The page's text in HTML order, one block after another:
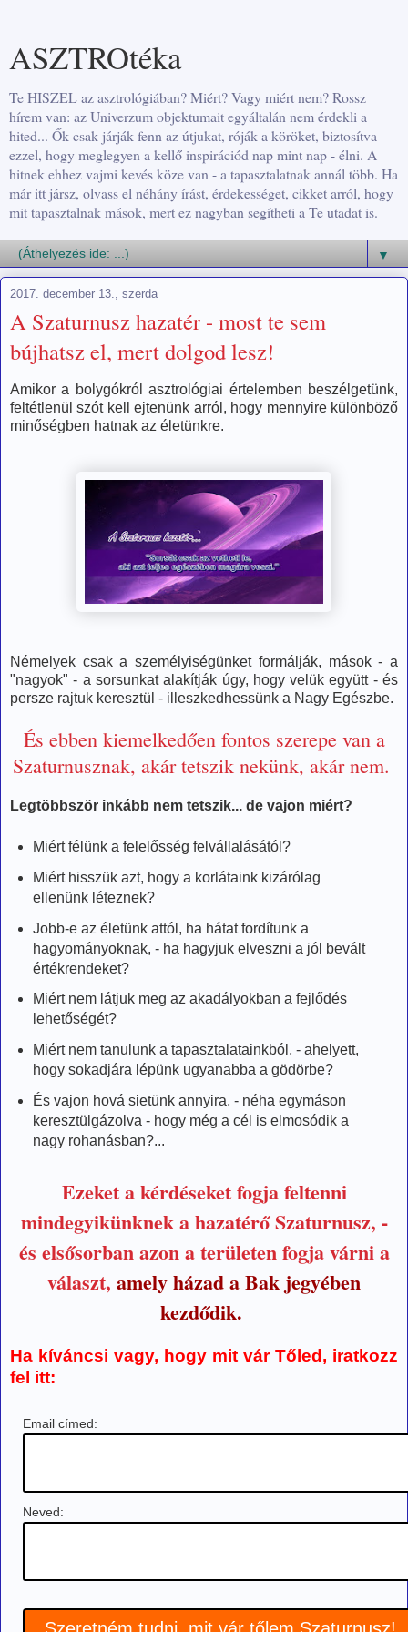
ASZTROtéka
Te HISZEL az asztrológiában? Miért? Vagy miért nem? Rossz
hírem van: az Univerzum objektumait egyáltalán nem érdekli a
hited... Ők csak járják fenn az útjukat, róják a köröket, biztosítva
ezzel, hogy meglegyen a kellő inspirációd nap mint nap - élni. A
hitnek ehhez vajmi kevés köze van - a tapasztalatnak annál több. Ha
már itt jársz, olvass el néhány írást, érdekességet, cikket arról, hogy
mit tapasztalnak mások, mert ez nagyban segítheti a Te utadat is.
▼
2017. december 13., szerda
A Szaturnusz hazatér - most te sem
bújhatsz el, mert dolgod lesz!
Amikor a bolygókról asztrológiai értelemben beszélgetünk,
feltétlenül szót kell ejtenünk arról, hogy mennyire különböző
minőségben hatnak az életünkre.
Némelyek csak a személyiségünket formálják, mások - a
"nagyok" - a sorsunkat alakítják úgy, hogy velük együtt - és
persze rajtuk keresztül - illeszkedhessünk a Nagy Egészbe.
És ebben kiemelkedően fontos szerepe van a
Szaturnusznak, akár tetszik nekünk, akár nem.
Legtöbbször inkább nem tetszik... de vajon miért?
Miért félünk a felelősség felvállalásától?
Miért hisszük azt, hogy a korlátaink kizárólag
ellenünk léteznek?
Jobb-e az életünk attól, ha hátat fordítunk a
hagyományoknak, - ha hagyjuk elveszni a jól bevált
értékrendeket?
Miért nem látjuk meg az akadályokban a fejlődés
lehetőségét?
Miért nem tanulunk a tapasztalatainkból, - ahelyett,
hogy sokadjára lépünk ugyanabba a gödörbe?
És vajon hová sietünk annyira, - néha egymáson
keresztülgázolva - hogy még a cél is elmosódik a
nagy rohanásban?...
Ezeket a kérdéseket fogja feltenni
mindegyikünknek a hazatérő Szaturnusz, -
és elsősorban azon a területen fogja várni a
választ, amely házad a Bak jegyében
kezdődik.
Ha kíváncsi vagy, hogy mit vár Tőled, iratkozz
fel itt:
Email címed:
Neved: